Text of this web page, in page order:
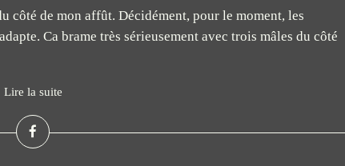
côté de mon affût. Décidément, pour le moment, les
Ca brame très sérieusement avec trois mâles du côté
Lire la suite